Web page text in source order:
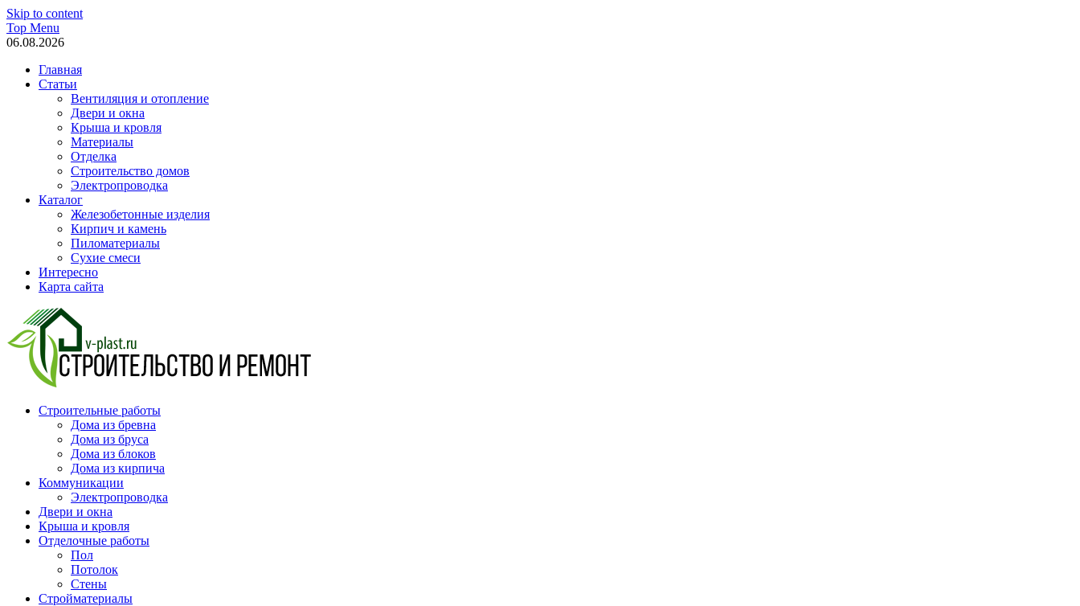
Skip to content
Top Menu
06.08.2026
Главная
Статьи
Вентиляция и отопление
Двери и окна
Крыша и кровля
Материалы
Отделка
Строительство домов
Электропроводка
Каталог
Железобетонные изделия
Кирпич и камень
Пиломатериалы
Сухие смеси
Интересно
Карта сайта
v-plast.ru Строительство и ремонт
Строительные работы
Дома из бревна
Дома из бруса
Дома из блоков
Дома из кирпича
Коммуникации
Электропроводка
Двери и окна
Крыша и кровля
Отделочные работы
Пол
Потолок
Стены
Стройматериалы